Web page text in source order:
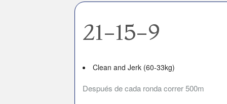
21-15-9
Clean and Jerk (60-33kg)
Después de cada ronda correr 500m